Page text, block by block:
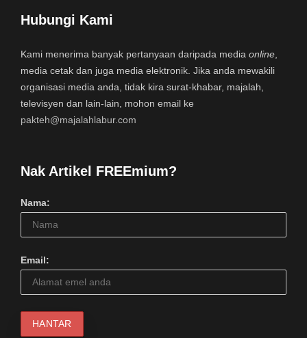
Hubungi Kami
Kami menerima banyak pertanyaan daripada media online,
media cetak dan juga media elektronik. Jika anda mewakili
organisasi media anda, tidak kira surat-khabar, majalah,
televisyen dan lain-lain, mohon email ke
pakteh@majalahlabur.com
Nak Artikel FREEmium?
Nama:
Email: